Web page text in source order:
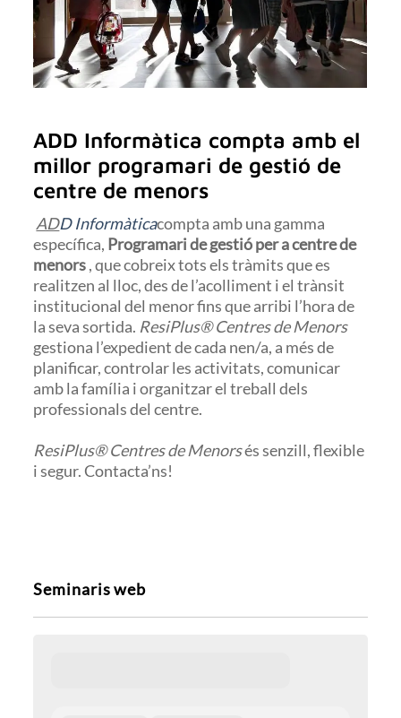
ADD Informàtica compta amb el
millor programari de gestió de
centre de menors
ADD Informàticacompta amb una gamma
específica, Programari de gestió per a centre de
menors, que cobreix tots els tràmits que es
realitzen al lloc, des de l’acolliment i el trànsit
institucional del menor fins que arribi l’hora de
la seva sortida. ResiPlus® Centres de Menors
gestiona l’expedient de cada nen/a, a més de
planificar, controlar les activitats, comunicar
amb la família i organitzar el treball dels
professionals del centre.
ResiPlus® Centres de Menorsés senzill, flexible
i segur. Contacta’ns!
Seminaris web